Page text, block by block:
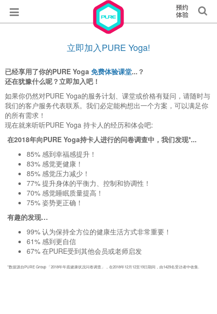
立即加入PURE Yoga!
已经享用了你的PURE Yoga 免费体验课堂...？
还在犹豫什么呢？立即加入吧！
如果你仍然对PURE Yoga的服务计划、课堂或价格有疑问，请随时与
我们的客户服务代表联系。我们必定能构想出一个方案，可以满足你
的所有需求！
现在就来听听PURE Yoga 持卡人的经历和体会吧:
在2018年向PURE Yoga持卡人进行的问卷调查中，我们发现*...
85% 感到幸福感提升！
83% 感觉更健康 ！
85% 感觉压力减少！
77% 提升身体的平衡力、控制和协调性 ！
70% 感觉睡眠质量提高 ！
75% 姿势更正确 ！
有趣的发现…
99% 认为保持全方位的健康生活方式非常重要！
61% 感到更自信
67% 在PURE受到其他会员或老师启发
*数据源自PURE Group 「2018年年底健康状况问卷调查」，在2018年12月12至19日期间，由1429名受访者中收集.